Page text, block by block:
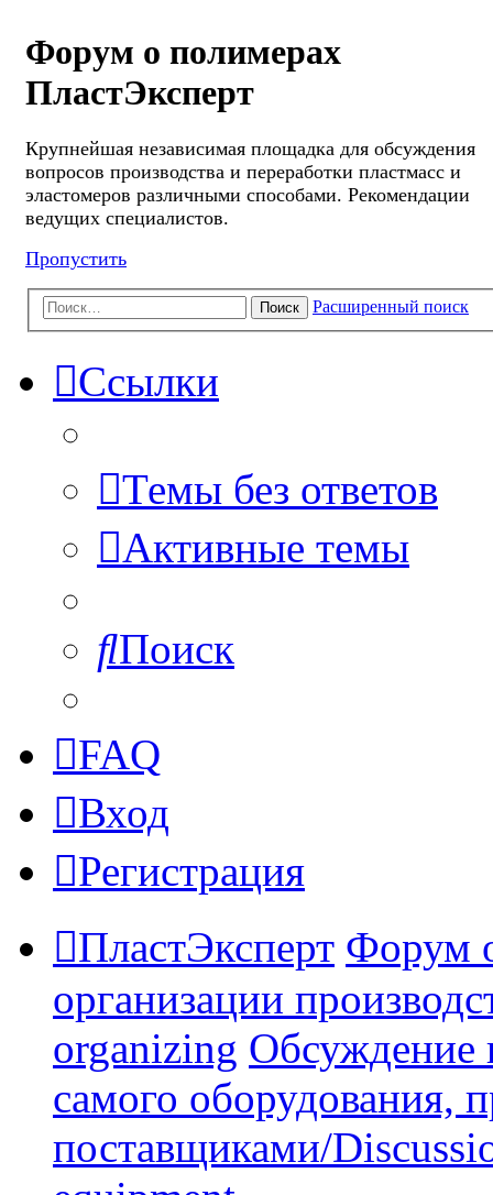
Форум о полимерах
ПластЭксперт
Крупнейшая независимая площадка для обсуждения
вопросов производства и переработки пластмасс и
эластомеров различными способами. Рекомендации
ведущих специалистов.
Пропустить
Поиск Расширенный поиск
Ссылки
Темы без ответов
Активные темы
Поиск
FAQ
Вход
Регистрация
ПластЭксперт Форум
организации
organizing Обсуждение
самого оборудования,
поставщиками/